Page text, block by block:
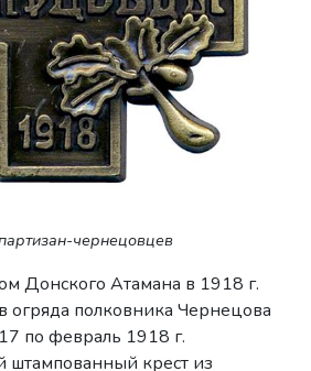
чернецовцев
Донского Атамана в 1918 г.
огряда полковника Чернецова
по февраль 1918 г.
штампованный крест из